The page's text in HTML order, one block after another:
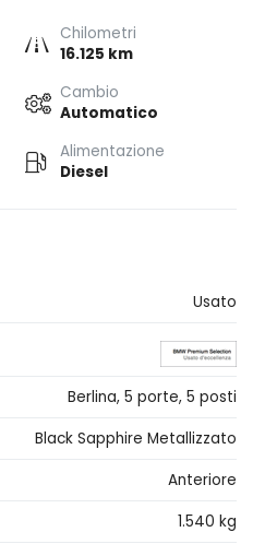
Chilometri
16.125 km
Cambio
Automatico
Alimentazione
Diesel
Usato
Berlina, 5 porte, 5 posti
Black Sapphire Metallizzato
Anteriore
1.540 kg